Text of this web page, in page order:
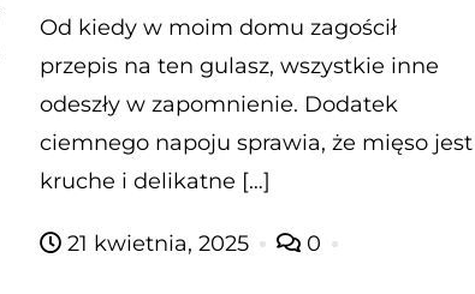
Od kiedy w moim domu zagościł
przepis na ten gulasz, wszystkie inne
odeszły w zapomnienie. Dodatek
ciemnego napoju sprawia, że mięso jest
kruche i delikatne […]
21 kwietnia, 2025 0